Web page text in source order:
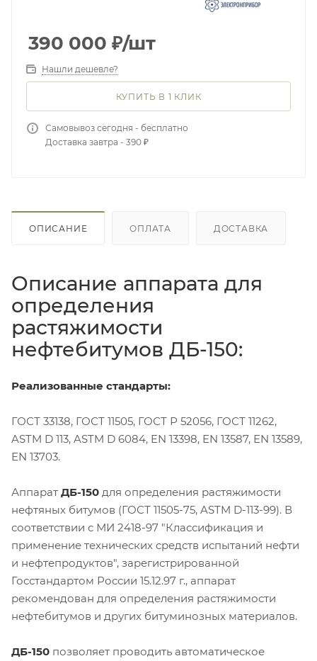
390 000 ₽/шт
Нашли дешевле?
КУПИТЬ В 1 КЛИК
Самовывоз сегодня - бесплатно
Доставка завтра - 390 ₽
ОПИСАНИЕ ОПЛАТА ДОСТАВКА
Описание аппарата для
определения
растяжимости
нефтебитумов ДБ-150:
Реализованные стандарты:
ГОСТ 33138, ГОСТ 11505, ГОСТ Р 52056, ГОСТ 11262,
ASTM D 113, ASTM D 6084, EN 13398, EN 13587, EN 13589,
EN 13703.
Аппарат ДБ-150 для определения растяжимости
нефтяных битумов (ГОСТ 11505-75, ASTM D-113-99). В
соответствии с МИ 2418-97 "Классификация и
применение технических средств испытаний нефти
и нефтепродуктов", зарегистрированной
Госстандартом России 15.12.97 г., аппарат
рекомендован для определения растяжимости
нефтебитумов и других битуминозных материалов.
ДБ-150 позволяет проводить автоматическое